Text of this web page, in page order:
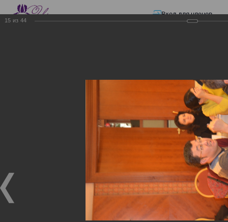
Вход для членов
Семинар по разъяснению норм
Семинар по разъяснению
норм Закона «О
ТРАНСФЕРТНОМ
ЦЕНООБРАЗОВАНИИ»
Семинар по разъяснению норм Закона «О
ТРАНСФЕРТНОМ ЦЕНООБРАЗОВАНИИ»
15 из 44